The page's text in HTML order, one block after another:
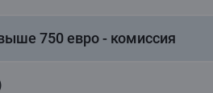
750 евро - комиссия